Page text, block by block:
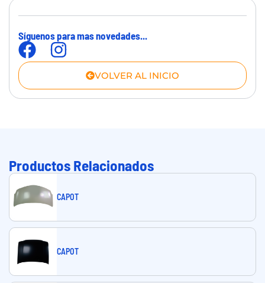
Síguenos para mas novedades...
VOLVER AL INICIO
Productos Relacionados
CAPOT
CAPOT